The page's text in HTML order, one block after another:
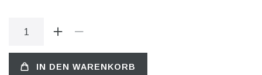
IN DEN WARENKORB